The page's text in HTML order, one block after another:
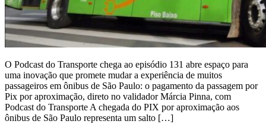
O Podcast do Transporte chega ao episódio 131 abre espaço para
uma inovação que promete mudar a experiência de muitos
passageiros em ônibus de São Paulo: o pagamento da passagem por
Pix por aproximação, direto no validador Márcia Pinna, com
Podcast do Transporte A chegada do PIX por aproximação aos
ônibus de São Paulo representa um salto […]